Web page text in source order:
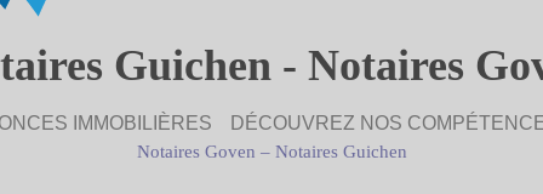
Guichen - Notaires
IMMOBILIÈRES DÉCOUVREZ NOS
Notaires Goven – Notaires Guichen